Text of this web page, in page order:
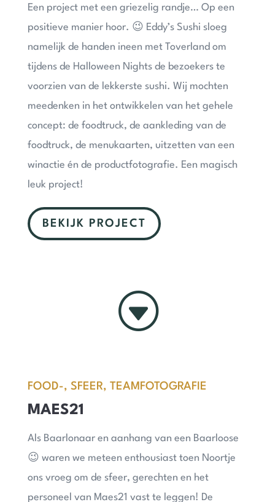
Een project met een griezelig randje… Op een
positieve manier hoor. 😉 Eddy’s Sushi sloeg
namelijk de handen ineen met Toverland om
tijdens de Halloween Nights de bezoekers te
voorzien van de lekkerste sushi. Wij mochten
meedenken in het ontwikkelen van het gehele
concept: de foodtruck, de aankleding van de
foodtruck, de menukaarten, uitzetten van een
winactie én de productfotografie. Een magisch
leuk project!
BEKIJK PROJECT
G
FOOD-, SFEER, TEAMFOTOGRAFIE
MAES21
Als Baarlonaar en aanhang van een Baarloose
😉 waren we meteen enthousiast toen Noortje
ons vroeg om de sfeer, gerechten en het
personeel van Maes21 vast te leggen! De